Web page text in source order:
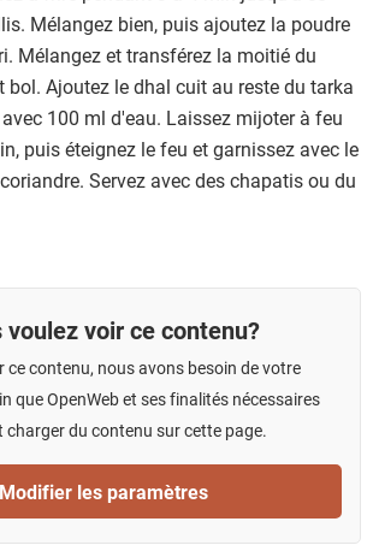
Mélangez bien, puis ajoutez la poudre
Mélangez et transférez la moitié du
bol. Ajoutez le dhal cuit au reste du tarka
100 ml d'eau. Laissez mijoter à feu
puis éteignez le feu et garnissez avec le
Servez avec des chapatis ou du
voulez voir ce contenu?
ce contenu, nous avons besoin de votre
que OpenWeb et ses finalités nécessaires
charger du contenu sur cette page.
Modifier les paramètres